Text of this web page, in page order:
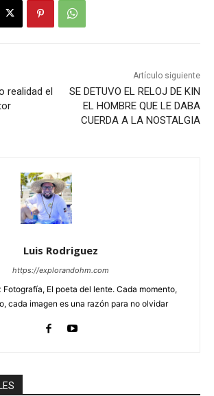
realidad el
Artículo siguiente
SE DETUVO EL RELOJ DE KIN
EL HOMBRE QUE LE DABA
CUERDA A LA NOSTALGIA
Luis Rodriguez
https://explorandohm.com
Fotografía, El poeta del lente. Cada momento,
cada imagen es una razón para no olvidar